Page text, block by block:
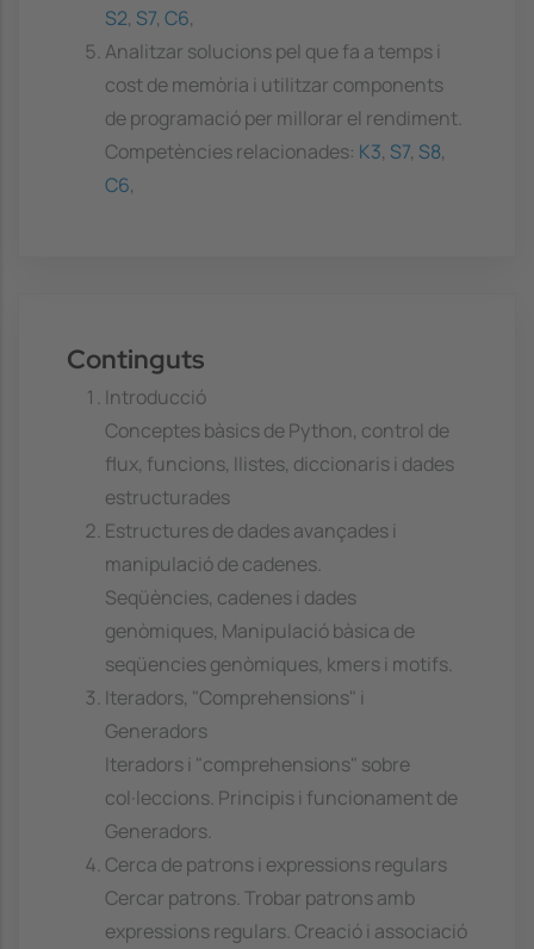
S2, S7, C6,
Analitzar solucions pel que fa a temps i
cost de memòria i utilitzar components
de programació per millorar el rendiment.
Competències relacionades: K3, S7, S8,
C6,
Continguts
Introducció
Conceptes bàsics de Python, control de
flux, funcions, llistes, diccionaris i dades
estructurades
Estructures de dades avançades i
manipulació de cadenes.
Seqüències, cadenes i dades
genòmiques, Manipulació bàsica de
seqüencies genòmiques, kmers i motifs.
Iteradors, "Comprehensions" i
Generadors
Iteradors i "comprehensions" sobre
col·leccions. Principis i funcionament de
Generadors.
Cerca de patrons i expressions regulars
Cercar patrons. Trobar patrons amb
expressions regulars. Creació i associació